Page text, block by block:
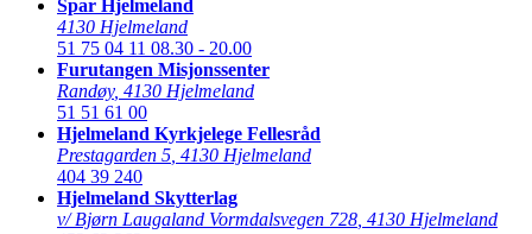
Spar Hjelmeland
4130 Hjelmeland
51 75 04 11 08.30 - 20.00
Furutangen Misjonssenter
Randøy, 4130 Hjelmeland
51 51 61 00
Hjelmeland Kyrkjelege Fellesråd
Prestagarden 5 4130 Hjelmeland
404 39 240
Hjelmeland Skytterlag
v/ Bjørn Laugaland Vormdalsvegen 728 4130 Hjelmeland